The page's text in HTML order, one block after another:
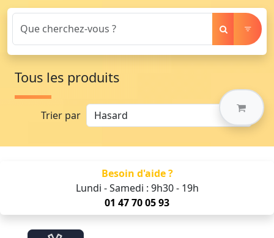
Tous les produits
Trier par
Besoin d'aide ?
Lundi - Samedi : 9h30 - 19h
01 47 70 05 93